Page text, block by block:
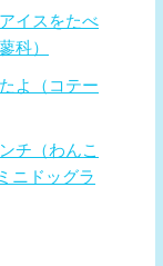
イスをたべ
科）
よ（コテー
チ（わんこ
ニドッグラ